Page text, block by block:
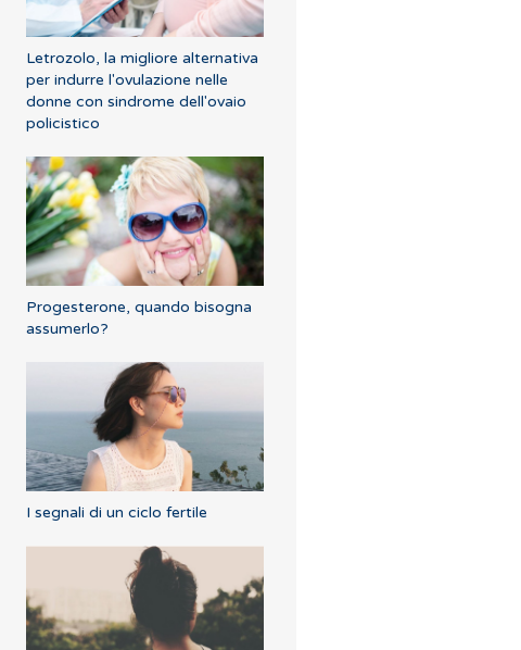
Letrozolo, la migliore alternativa
per indurre l'ovulazione nelle
donne con sindrome dell'ovaio
policistico
Progesterone, quando bisogna
assumerlo?
I segnali di un ciclo fertile